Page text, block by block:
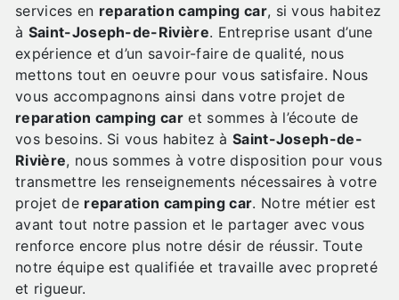
services en reparation camping car, si vous habitez
à Saint-Joseph-de-Rivière. Entreprise usant d’une
expérience et d’un savoir-faire de qualité, nous
mettons tout en oeuvre pour vous satisfaire. Nous
vous accompagnons ainsi dans votre projet de
reparation camping car et sommes à l’écoute de
vos besoins. Si vous habitez à Saint-Joseph-de-
Rivière, nous sommes à votre disposition pour vous
transmettre les renseignements nécessaires à votre
projet de reparation camping car. Notre métier est
avant tout notre passion et le partager avec vous
renforce encore plus notre désir de réussir. Toute
notre équipe est qualifiée et travaille avec propreté
et rigueur.